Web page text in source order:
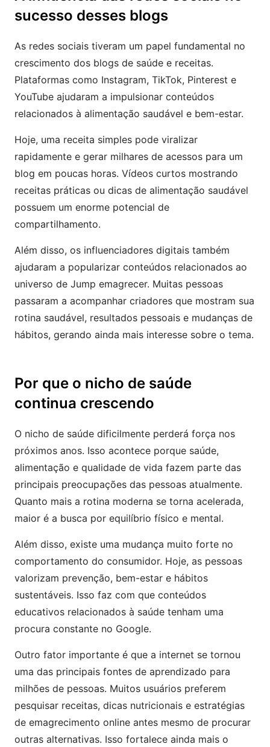
sucesso desses blogs
As redes sociais tiveram um papel fundamental no
crescimento dos blogs de saúde e receitas.
Plataformas como Instagram, TikTok, Pinterest e
YouTube ajudaram a impulsionar conteúdos
relacionados à alimentação saudável e bem-estar.
Hoje, uma receita simples pode viralizar
rapidamente e gerar milhares de acessos para um
blog em poucas horas. Vídeos curtos mostrando
receitas práticas ou dicas de alimentação saudável
possuem um enorme potencial de
compartilhamento.
Além disso, os influenciadores digitais também
ajudaram a popularizar conteúdos relacionados ao
universo de Jump emagrecer. Muitas pessoas
passaram a acompanhar criadores que mostram sua
rotina saudável, resultados pessoais e mudanças de
hábitos, gerando ainda mais interesse sobre o tema.
Por que o nicho de saúde
continua crescendo
O nicho de saúde dificilmente perderá força nos
próximos anos. Isso acontece porque saúde,
alimentação e qualidade de vida fazem parte das
principais preocupações das pessoas atualmente.
Quanto mais a rotina moderna se torna acelerada,
maior é a busca por equilíbrio físico e mental.
Além disso, existe uma mudança muito forte no
comportamento do consumidor. Hoje, as pessoas
valorizam prevenção, bem-estar e hábitos
sustentáveis. Isso faz com que conteúdos
educativos relacionados à saúde tenham uma
procura constante no Google.
Outro fator importante é que a internet se tornou
uma das principais fontes de aprendizado para
milhões de pessoas. Muitos usuários preferem
pesquisar receitas, dicas nutricionais e estratégias
de emagrecimento online antes mesmo de procurar
outras alternativas. Isso fortalece ainda mais o